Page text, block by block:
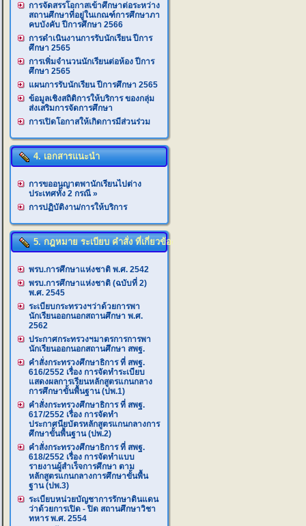
การจัดสรรโอกาสเข้าศึกษาต่อระหว่าง
สถานศึกษาที่อยู่ในเกณฑ์การศึกษาภา
คบบังคับ ปีการศึกษา 2566
การดำเนินงานการรับนักเรียน ปีการ
ศึกษา 2565
การเพิ่มจำนวนนักเรียนต่อห้อง ปีการ
ศึกษา 2565
แผนการรับนักเรียน ปีการศึกษา 2565
ข้อมูลเชิงสถิติการให้บริการ ของกลุ่ม
ส่งเสริมการจัดการศึกษา
การเปิดโอกาสให้เกิดการมีส่วนร่วม
4. เอกสารแนะนำ
การขออนุญาตพานักเรียนไปต่าง
ประเทศทั้ง 2 กรณี »
การปฏิบัติงาน/การให้บริการ
5. กฎหมาย ระเบียบ คำสั่ง ที่เกี่ยวข้อง
พรบ.การศึกษาแห่งชาติ พ.ศ. 2542
พรบ.การศึกษาแห่งชาติ (ฉบับที่ 2)
พ.ศ. 2545
ระเบียบกระทรวงฯว่าด้วยการพา
นักเรียนออกนอกสถานศึกษา พ.ศ.
2562
ประกาศกระทรวงฯมาตรการการพา
นักเรียนออกนอกสถานศึกษา สพฐ.
คำสั่งกระทรวงศึกษาธิการ ที่ สพฐ.
616/2552 เรื่อง การจัดทำระเบียบ
แสดงผลการเรียนหลักสูตรแกนกลาง
การศึกษาขั้นพื้นฐาน (ปพ.1)
คำสั่งกระทรวงศึกษาธิการ ที่ สพฐ.
617/2552 เรื่อง การจัดทำ
ประกาศนียบัตรหลักสูตรแกนกลางการ
ศึกษาขั้นพื้นฐาน (ปพ.2)
คำสั่งกระทรวงศึกษาธิการ ที่ สพฐ.
618/2552 เรื่อง การจัดทำแบบ
รายงานผู้สำเร็จการศึกษา ตาม
หลักสูตรแกนกลางการศึกษาขั้นพื้น
ฐาน (ปพ.3)
ระเบียบหน่วยบัญชาการรักษาดินแดน
ว่าด้วยการเปิด - ปิด สถานศึกษาวิชา
ทหาร พ.ศ. 2554